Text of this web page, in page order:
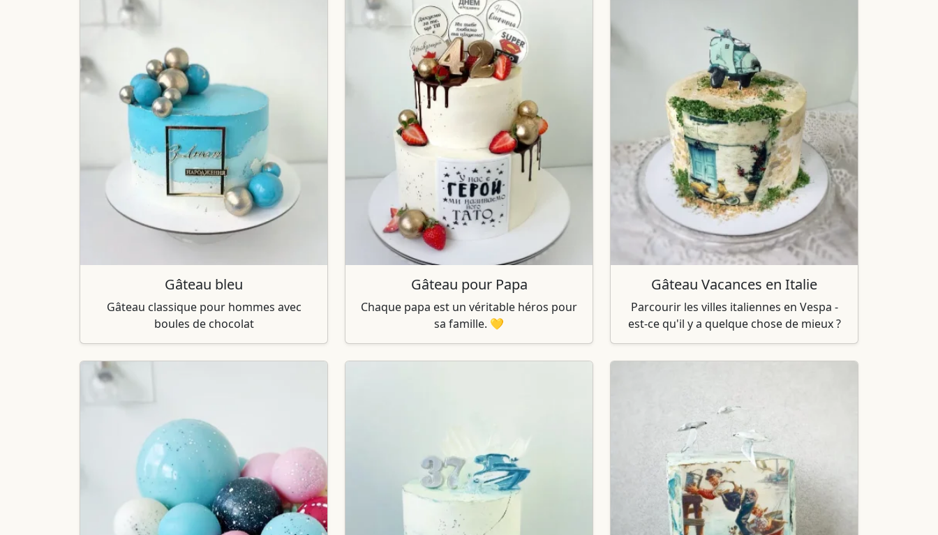
Gâteau bleu
Gâteau classique pour hommes avec
boules de chocolat
Gâteau pour Papa
Chaque papa est un véritable héros pour
sa famille. 💛
Gâteau Vacances en Italie
Parcourir les villes italiennes en Vespa -
est-ce qu'il y a quelque chose de mieux ?